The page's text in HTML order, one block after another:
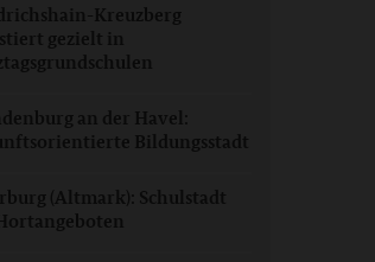
Kreuzberg
gezielt in
an der Havel:
Bildungsstadt
(Altmark): Schulstadt